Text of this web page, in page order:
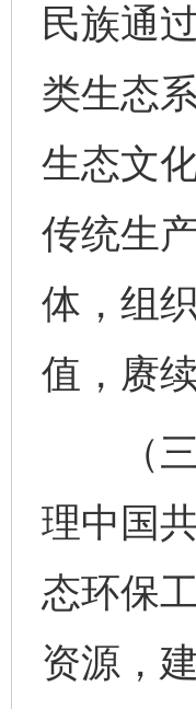
民族通
类生态
生态文
传统生
体，组
值，赓
（三
理中国
态环保
资源，